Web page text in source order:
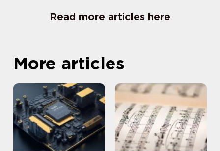
Read more articles here
More articles